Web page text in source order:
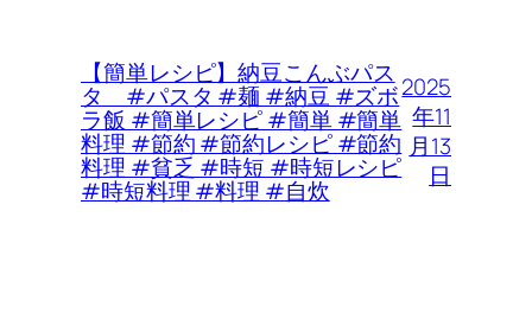
【簡単レシピ】納豆こんぶパス
タ #パスタ #麺 #納豆 #ズボ
ラ飯 #簡単レシピ #簡単 #簡単
料理 #節約 #節約レシピ #節約
料理 #貧乏 #時短 #時短レシピ
#時短料理 #料理 #自炊
2025
年11
月13
日